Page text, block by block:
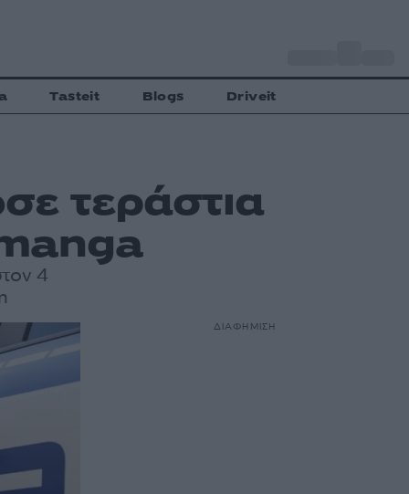
Tasteit Blogs Driveit
τεράστια
4
ΔΙΑΦΗΜΙΣΗ